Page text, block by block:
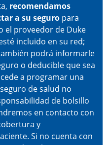
recomendamos
a su seguro para
el proveedor de Duke
incluido en su red;
podrá informarle
o deducible que sea
a programar una
de salud no
de bolsillo
en contacto con
y
Si no cuenta con